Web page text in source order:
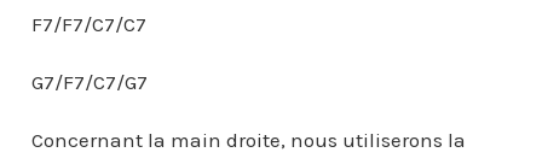
F7/F7/C7/C7
G7/F7/C7/G7
Concernant la main droite, nous utiliserons la